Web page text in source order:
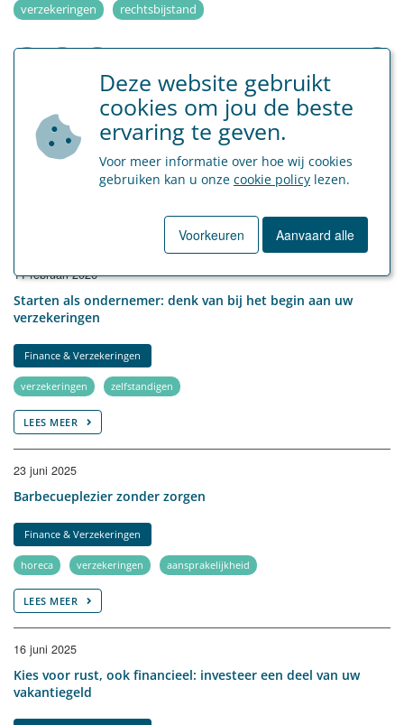
verzekeringen rechtsbijstand
Terug naar overzicht
Artikels met gelijkaardige tags
11 februari 2026
Starten als ondernemer: denk van bij het begin aan uw
verzekeringen
Finance & Verzekeringen
verzekeringen zelfstandigen
LEES MEER
23 juni 2025
Barbecueplezier zonder zorgen
Finance & Verzekeringen
horeca verzekeringen aansprakelijkheid
LEES MEER
16 juni 2025
Kies voor rust, ook financieel: investeer een deel van uw
vakantiegeld
Deze website gebruikt
cookies om jou de beste
ervaring te geven.
Voor meer informatie over hoe wij cookies
gebruiken kan u onze cookie policy lezen.
Voorkeuren Aanvaard alle